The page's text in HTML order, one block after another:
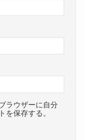
ラウザーに自分
を保存する。